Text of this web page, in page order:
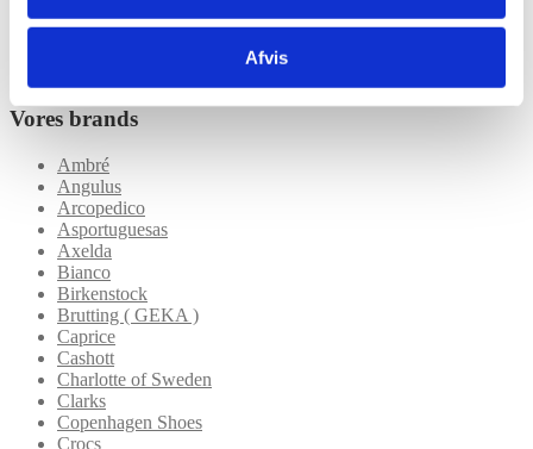
Afvis
Dame Støvler
Vores brands
Ambré
Angulus
Arcopedico
Asportuguesas
Axelda
Bianco
Birkenstock
Brutting ( GEKA )
Caprice
Cashott
Charlotte of Sweden
Clarks
Copenhagen Shoes
Crocs